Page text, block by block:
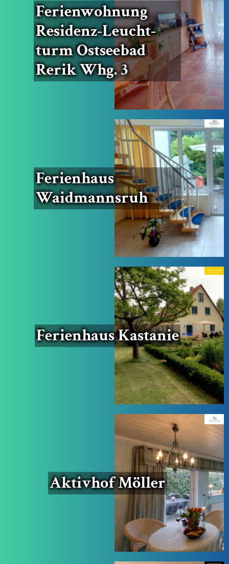
Feri­en­woh­nung
Resi­denz-Leucht­
turm Ost­see­bad
Rerik Whg. 3
Feri­en­haus
Waidmannsruh
Feri­en­haus Kastanie
Aktiv­hof Möller